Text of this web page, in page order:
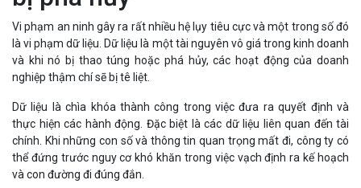
Vi phạm an ninh gây ra rất nhiều hệ lụy tiêu cực và một trong số đó
là vi phạm dữ liệu. Dữ liệu là một tài nguyên vô giá trong kinh doanh
và khi nó bị thao túng hoặc phá hủy, các hoạt động của doanh
nghiệp thậm chí sẽ bị tê liệt.
thực hiện các hành động. Đặc biệt là các dữ liệu liên quan đến tài
chính. Khi những con số và thông tin quan trọng mất đi, công ty có
thể đứng trước nguy cơ khó khăn trong việc vạch định ra kế hoạch
và con đường đi đúng đắn.